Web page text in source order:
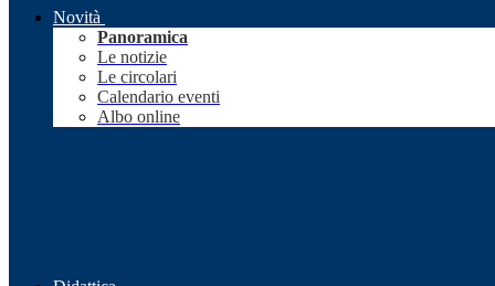
Novità
Panoramica
Le notizie
Le circolari
Calendario eventi
Albo online